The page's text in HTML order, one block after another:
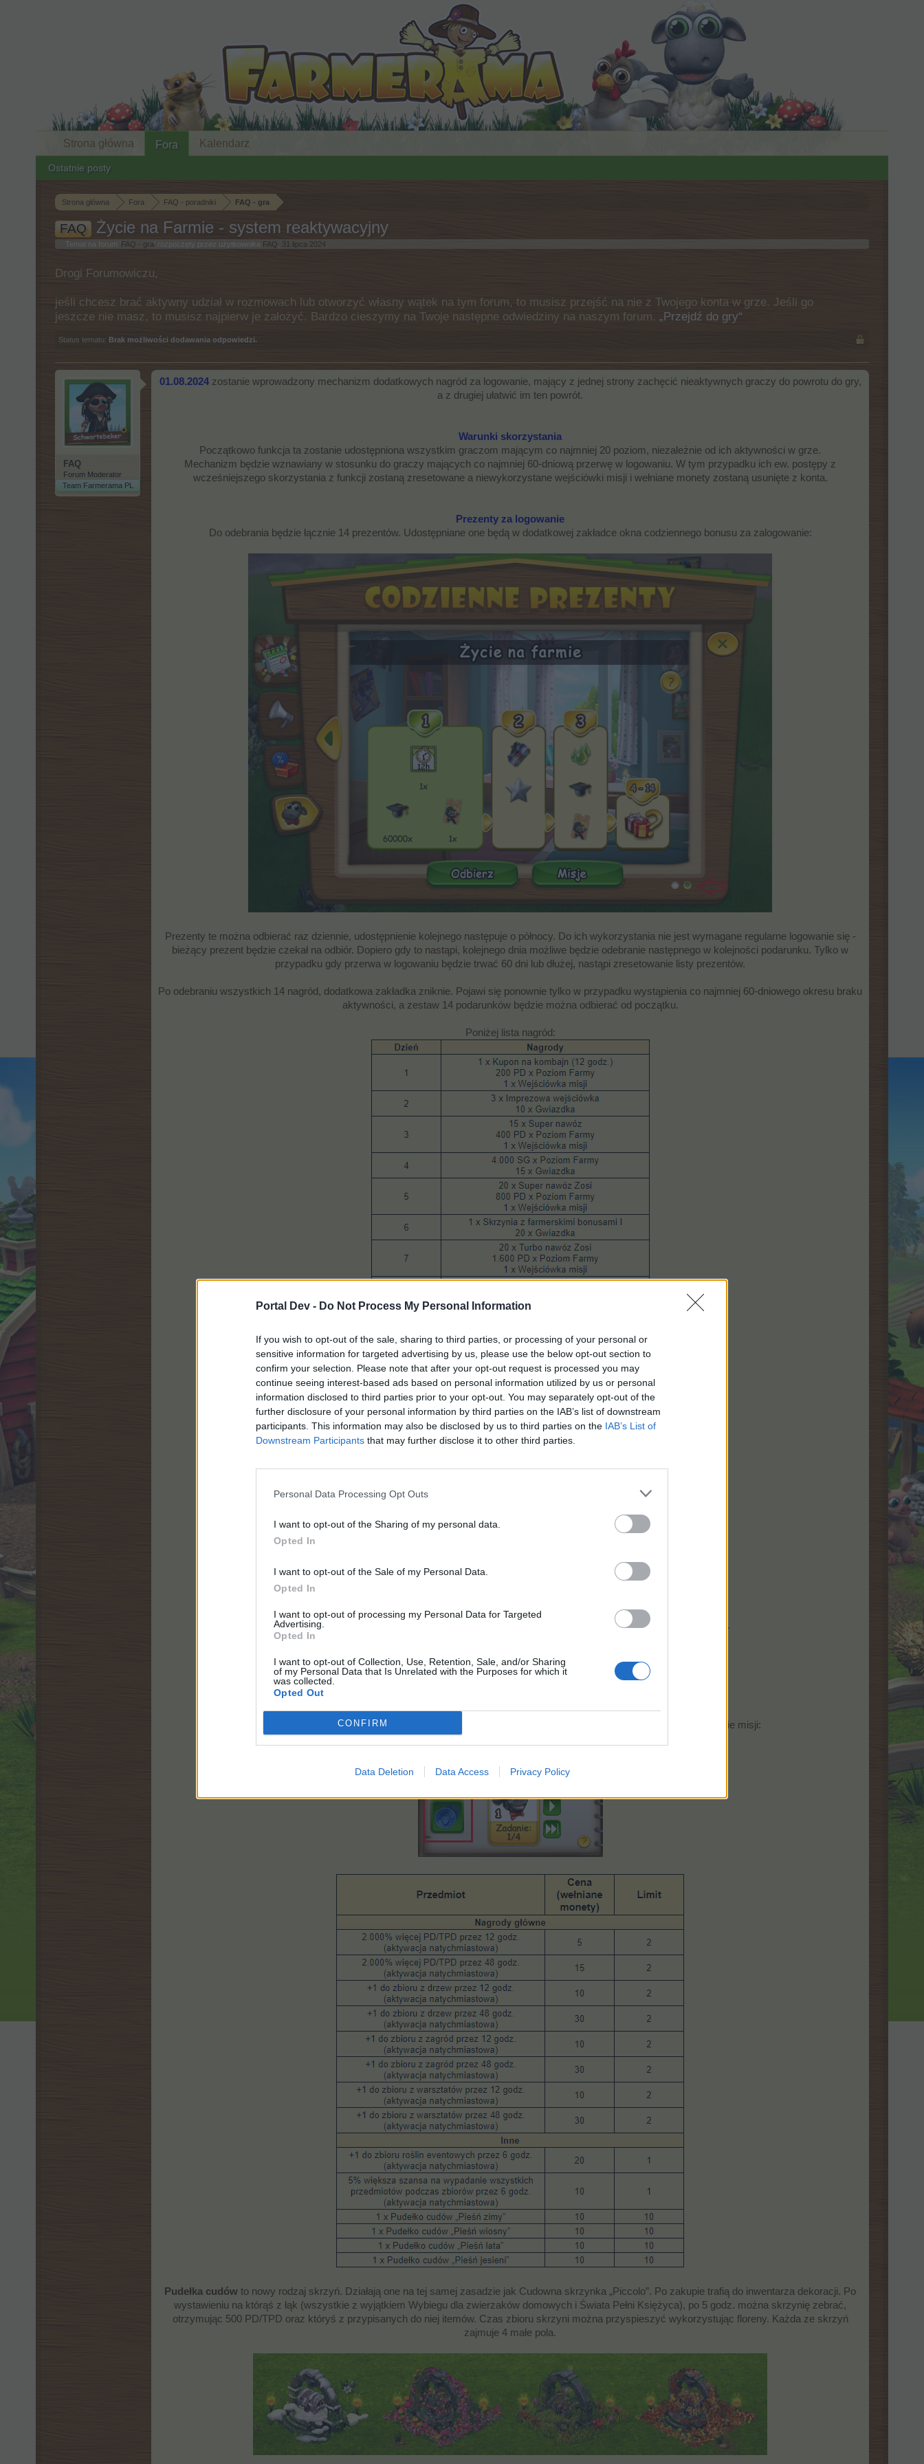
Portal Dev - Do Not Process My Personal Information
If you wish to opt-out of the sale, sharing to third parties, or processing of your personal or
sensitive information for targeted advertising by us, please use the below opt-out section to
confirm your selection. Please note that after your opt-out request is processed you may
continue seeing interest-based ads based on personal information utilized by us or personal
information disclosed to third parties prior to your opt-out. You may separately opt-out of the
further disclosure of your personal information by third parties on the IAB’s list of downstream
participants. This information may also be disclosed by us to third parties on the IAB’s List of
Downstream Participants that may further disclose it to other third parties.
Personal Data Processing Opt Outs
I want to opt-out of the Sharing of my personal data.
Opted In
I want to opt-out of the Sale of my Personal Data.
Opted In
I want to opt-out of processing my Personal Data for Targeted
Advertising.
Opted In
I want to opt-out of Collection, Use, Retention, Sale, and/or Sharing
of my Personal Data that Is Unrelated with the Purposes for which it
was collected.
Opted Out
CONFIRM
Data Deletion Data Access Privacy Policy
Strona główna Fora FAQ - poradniki FAQ - gra
FAQ Życie na Farmie - system reaktywacyjny
Temat na forum ' FAQ - gra ' rozpoczęty przez użytkownika FAQ 31 lipca 2024
Drogi Forumowiczu,
jeśli chcesz brać aktywny udział w rozmowach lub otworzyć własny wątek na tym forum, to musisz przejść na nie z Twojego konta w grze. Jeśli go
jeszcze nie masz, to musisz najpierw je założyć. Bardzo cieszymy na Twoje następne odwiedziny na naszym forum. „Przejdź do gry“
Status tematu: Brak możliwości dodawania odpowiedzi.
FAQ
Forum Moderator
Team Farmerama PL
01.08.2024zostanie wprowadzony mechanizm dodatkowych nagród za logowanie, mający z jednej strony zachęcić nieaktywnych graczy do powrotu do gry,
a z drugiej ułatwić im ten powrót.
Warunki skorzystania
Początkowo funkcja ta zostanie udostępniona wszystkim graczom mającym co najmniej 20 poziom, niezależnie od ich aktywności w grze.
Mechanizm będzie wznawiany w stosunku do graczy mających co najmniej 60-dniową przerwę w logowaniu. W tym przypadku ich ew. postępy z
wcześniejszego skorzystania z funkcji zostaną zresetowane a niewykorzystane wejściówki misji i wełniane monety zostaną usunięte z konta.
Prezenty za logowanie
Do odebrania będzie łącznie 14 prezentów. Udostępniane one będą w dodatkowej zakładce okna codziennego bonusu za zalogowanie:
Prezenty te można odbierać raz dziennie, udostępnienie kolejnego następuje o północy. Do ich wykorzystania nie jest wymagane regularne logowanie się -
bieżący prezent będzie czekał na odbiór. Dopiero gdy to nastąpi, kolejnego dnia możliwe będzie odebranie następnego w kolejności podarunku. Tylko w
przypadku gdy przerwa w logowaniu będzie trwać 60 dni lub dłużej, nastąpi zresetowanie listy prezentów.
Po odebraniu wszystkich 14 nagród, dodatkowa zakładka zniknie. Pojawi się ponownie tylko w przypadku wystąpienia co najmniej 60-dniowego okresu braku
aktywności, a zestaw 14 podarunków będzie można odbierać od początku.
Poniżej lista nagród:
Misje w Spółdzielni oraz sklepik Franka
Dzięki nim będzie można wykonać łącznie 7 misji w Spółdzielni.
Początkowo dostępna będzie tylko Misja I, kolejne będą uaktywniane po zakończeniu poprzedniej.
Posłużą wam one do zakupów w sklepiku, do którego przejdziecie przez ikonkę wełnianej monety w oknie misji:
Pudełka cudów to nowy rodzaj skrzyń. Działają one na tej samej zasadzie jak Cudowna skrzynka „Piccolo”. Po zakupie trafią do inwentarza dekoracji. Po
wystawieniu na którąś z łąk (wszystkie z wyjątkiem Wybiegu dla zwierzaków domowych i Świata Pełni Księżyca), po 5 godz. można skrzynię zebrać,
otrzymując 500 PD/TPD oraz któryś z przypisanych do niej itemów. Czas zbioru skrzyni można przyspieszyć wykorzystując floreny. Każda ze skrzyń
zajmuje 4 małe pola.
Strona główna Fora
Ostatnie posty
Kalendarz